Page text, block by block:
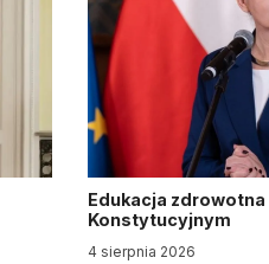
Edukacja zdrowotna
Konstytucyjnym
4 sierpnia 2026